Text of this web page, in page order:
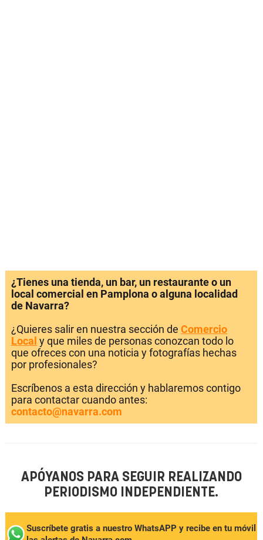
¿Tienes una tienda, un bar, un restaurante o un
local comercial en Pamplona o alguna localidad
de Navarra?
¿Quieres salir en nuestra sección de Comercio
Local y que miles de personas conozcan todo lo
que ofreces con una noticia y fotografías hechas
por profesionales?
Escríbenos a esta dirección y hablaremos contigo
para contactar cuando antes:
contacto@navarra.com
APÓYANOS PARA SEGUIR REALIZANDO
PERIODISMO INDEPENDIENTE.
Suscríbete gratis a nuestro WhatsAPP y recibe en tu móvil